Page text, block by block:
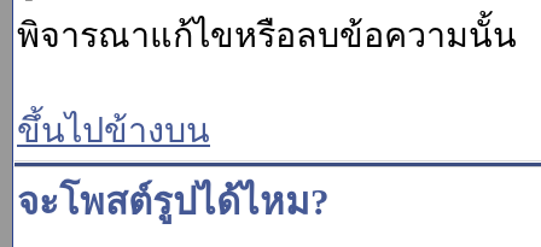
พิจารณาแก้ไขหรือลบข้อความนั้น
ขึ้นไปข้างบน
จะโพสต์รูปได้ไหม?